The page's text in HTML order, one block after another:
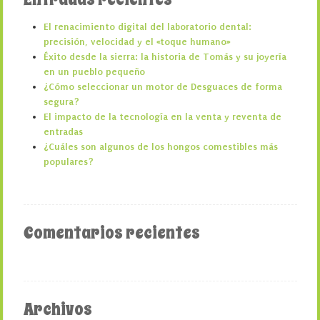
El renacimiento digital del laboratorio dental:
precisión, velocidad y el «toque humano»
Éxito desde la sierra: la historia de Tomás y su joyería
en un pueblo pequeño
¿Cómo seleccionar un motor de Desguaces de forma
segura?
El impacto de la tecnología en la venta y reventa de
entradas
¿Cuáles son algunos de los hongos comestibles más
populares?
Comentarios recientes
Archivos